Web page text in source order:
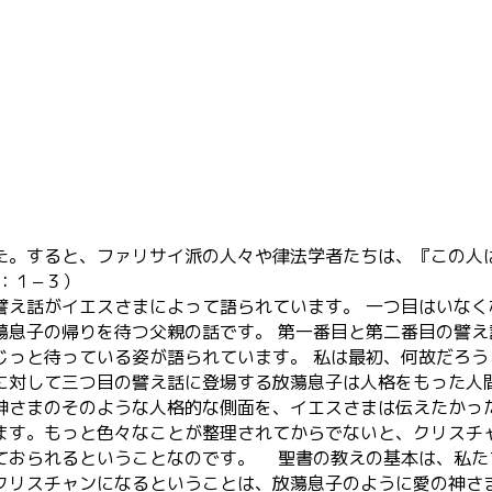
すると、ファリサイ派の人々や律法学者たちは、『この
１−３）
がイエスさまによって語られています。 一つ目はいな
子の帰りを待つ父親の話です。 第一番目と第二番目の譬
と待っている姿が語られています。 私は最初、何故だろ
して三つ目の譬え話に登場する放蕩息子は人格をもった
まのそのような人格的な側面を、イエスさまは伝えたか
。もっと色々なことが整理されてからでないと、クリス
られるということなのです。 聖書の教えの基本は、私
スチャンになるということは、放蕩息子のように愛の神